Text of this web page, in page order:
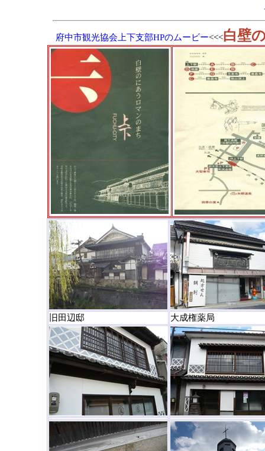
府中市観光協会上下支部HPのムービー<<<白壁
旧田辺邸 大成権薬局